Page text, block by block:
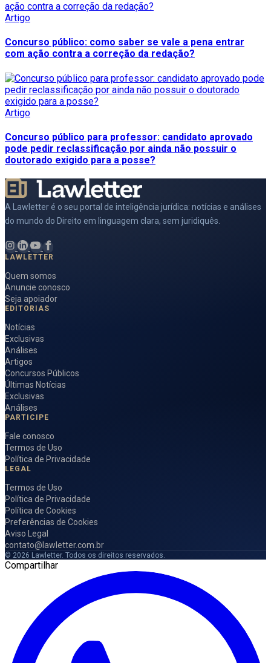
Artigo
Concurso público: como saber se vale a pena entrar
com ação contra a correção da redação?
Artigo
Concurso público para professor: candidato aprovado
pode pedir reclassificação por ainda não possuir o
doutorado exigido para a posse?
A Lawletter é o seu portal de inteligência jurídica: notícias e análises
do mundo do Direito em linguagem clara, sem juridiquês.
LAWLETTER
Quem somos
Anuncie conosco
Seja apoiador
EDITORIAS
Notícias
Exclusivas
Análises
Artigos
Concursos Públicos
Últimas Notícias
Exclusivas
Análises
PARTICIPE
Fale conosco
Termos de Uso
Política de Privacidade
LEGAL
Termos de Uso
Política de Privacidade
Política de Cookies
Preferências de Cookies
Aviso Legal
contato@lawletter.com.br
© 2026 Lawletter. Todos os direitos reservados.
Compartilhar